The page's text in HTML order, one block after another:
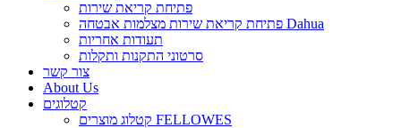
פתיחת קריאת שירות
פתיחת קריאת שירות מצלמות אבטחה Dahua
תעודות אחריות
סרטוני התקנות ותקלות
צור קשר
About Us
קטלוגים
קטלוג מוצרים FELLOWES